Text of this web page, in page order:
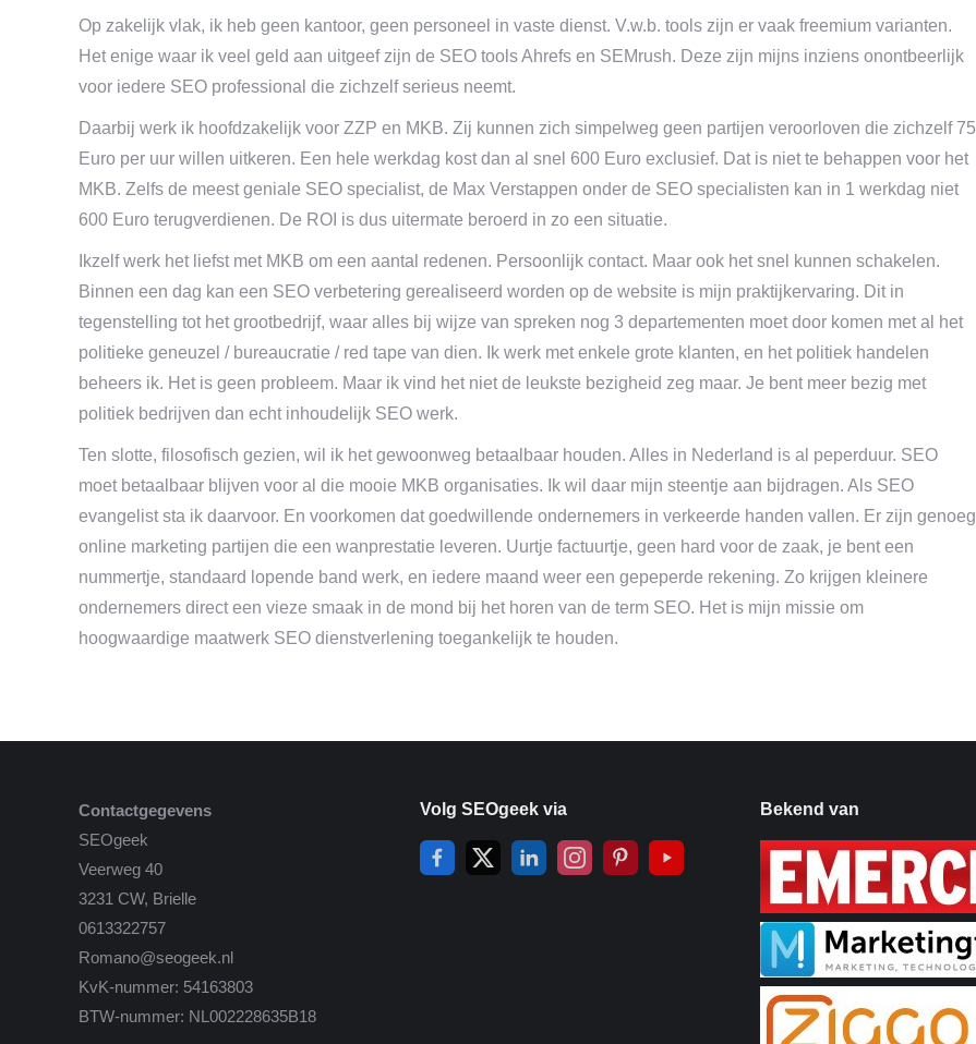
Op zakelijk vlak, ik heb geen kantoor, geen personeel in vaste dienst. V.w.b. tools zijn er vaak freemium varianten.
Het enige waar ik veel geld aan uitgeef zijn de SEO tools Ahrefs en SEMrush. Deze zijn mijns inziens onontbeerlijk
voor iedere SEO professional die zichzelf serieus neemt.
Daarbij werk ik hoofdzakelijk voor ZZP en MKB. Zij kunnen zich simpelweg geen partijen veroorloven die zichzelf 75
Euro per uur willen uitkeren. Een hele werkdag kost dan al snel 600 Euro exclusief. Dat is niet te behappen voor het
MKB. Zelfs de meest geniale SEO specialist, de Max Verstappen onder de SEO specialisten kan in 1 werkdag niet
600 Euro terugverdienen. De ROI is dus uitermate beroerd in zo een situatie.
Ikzelf werk het liefst met MKB om een aantal redenen. Persoonlijk contact. Maar ook het snel kunnen schakelen.
Binnen een dag kan een SEO verbetering gerealiseerd worden op de website is mijn praktijkervaring. Dit in
tegenstelling tot het grootbedrijf, waar alles bij wijze van spreken nog 3 departementen moet door komen met al het
politieke geneuzel / bureaucratie / red tape van dien. Ik werk met enkele grote klanten, en het politiek handelen
beheers ik. Het is geen probleem. Maar ik vind het niet de leukste bezigheid zeg maar. Je bent meer bezig met
politiek bedrijven dan echt inhoudelijk SEO werk.
Ten slotte, filosofisch gezien, wil ik het gewoonweg betaalbaar houden. Alles in Nederland is al peperduur. SEO
moet betaalbaar blijven voor al die mooie MKB organisaties. Ik wil daar mijn steentje aan bijdragen. Als SEO
evangelist sta ik daarvoor. En voorkomen dat goedwillende ondernemers in verkeerde handen vallen. Er zijn genoeg
online marketing partijen die een wanprestatie leveren. Uurtje factuurtje, geen hard voor de zaak, je bent een
nummertje, standaard lopende band werk, en iedere maand weer een gepeperde rekening. Zo krijgen kleinere
ondernemers direct een vieze smaak in de mond bij het horen van de term SEO. Het is mijn missie om
hoogwaardige maatwerk SEO dienstverlening toegankelijk te houden.
Contactgegevens
SEOgeek
Veerweg 40
3231 CW, Brielle
0613322757
Romano@seogeek.nl
KvK-nummer: 54163803
BTW-nummer: NL002228635B18
Volg SEOgeek via Bekend van